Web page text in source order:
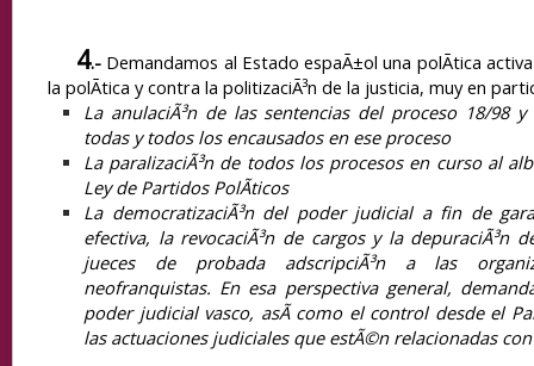
4.- Demandamos al Estado espaÃ±ol una polÃ­tica
la polÃ­tica y contra la politizaciÃ³n de la justicia, muy en
La anulaciÃ³n de las sentencias del proceso 18/98
todas y todos los encausados en ese proceso
La paralizaciÃ³n de todos los procesos en curso al
Ley de Partidos PolÃ­ticos
La democratizaciÃ³n del poder judicial a fin de
efectiva, la revocaciÃ³n de cargos y la depuraciÃ³n
jueces de probada adscripciÃ³n a las
neofranquistas. En esa perspectiva general,
poder judicial vasco, asÃ­ como el control desde el
las actuaciones judiciales que estÃ©n relacionadas